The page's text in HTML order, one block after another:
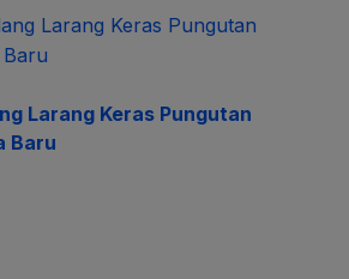
Larang Keras Pungutan
Baru